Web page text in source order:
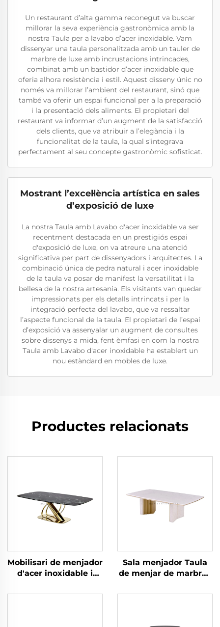
Un restaurant d’alta gamma reconegut va buscar
millorar la seva experiència gastronòmica amb la
nostra Taula per a lavabo d’acer inoxidable. Vam
dissenyar una taula personalitzada amb un tauler de
marbre de luxe amb incrustacions intrincades,
combinat amb un bastidor d’acer inoxidable que
oferia alhora resistència i estil. Aquest disseny únic no
només va millorar l’ambient del restaurant, sinó que
també va oferir un espai funcional per a la preparació
i la presentació dels aliments. El propietari del
restaurant va informar d’un augment de la satisfacció
dels clients, que va atribuir a l’elegància i la
funcionalitat de la taula, la qual s’integrava
perfectament al seu concepte gastronòmic sofisticat.
Mostrant l’excel·lència artística en sales
d’exposició de luxe
La nostra Taula amb Lavabo d'acer inoxidable va ser
recentment destacada en un prestigiós espai
d'exposició de luxe, on va atreure una atenció
significativa per part de dissenyadors i arquitectes. La
combinació única de pedra natural i acer inoxidable
de la taula va posar de manifest la versatilitat i la
bellesa de la nostra artesania. Els visitants van quedar
impressionats per els detalls intrincats i per la
integració perfecta del lavabo, que va ressaltar
l’aspecte funcional de la taula. El propietari de l’espai
d’exposició va assenyalar un augment de consultes
sobre dissenys a mida, fent èmfasi en com la nostra
Taula amb Lavabo d'acer inoxidable ha establert un
nou estàndard en mobles de luxe.
Productes relacionats
Mobilisari de menjador
d'acer inoxidable i
menjador
Sala menjador Taula
de menjar de marbre i
luxe